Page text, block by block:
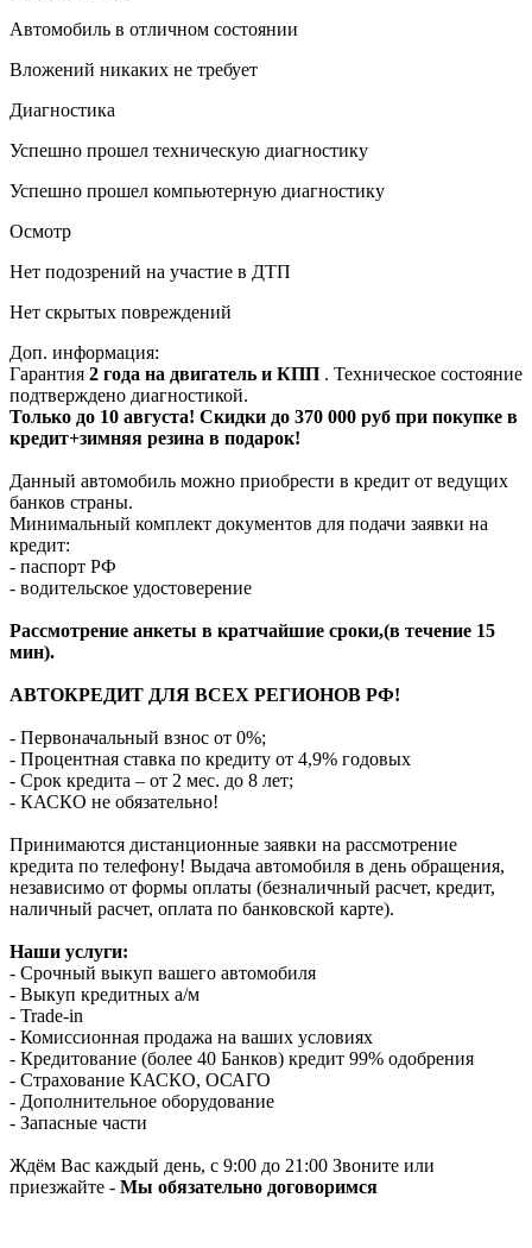
Автомобиль в отличном состоянии
Вложений никаких не требует
Диагностика
Успешно прошел техническую диагностику
Успешно прошел компьютерную диагностику
Осмотр
Нет подозрений на участие в ДТП
Нет скрытых повреждений
Доп. информация:
Гарантия 2 года на двигатель и КПП . Техническое состояние
подтверждено диагностикой.
Только до 10 августа! Скидки до 370 000 руб при покупке в
кредит+зимняя резина в подарок!
Данный автомобиль можно приобрести в кредит от ведущих
банков страны.
Минимальный комплект документов для подачи заявки на
кредит:
- паспорт РФ
- водительское удостоверение
Рассмотрение анкеты в кратчайшие сроки,(в течение 15
мин).
АВТОКРЕДИТ ДЛЯ ВСЕХ РЕГИОНОВ РФ!
- Первоначальный взнос от 0%;
- Процентная ставка по кредиту от 4,9% годовых
- Срок кредита – от 2 мес. до 8 лет;
- КАСКО не обязательно!
Принимаются дистанционные заявки на рассмотрение
кредита по телефону! Выдача автомобиля в день обращения,
независимо от формы оплаты (безналичный расчет, кредит,
наличный расчет, оплата по банковской карте).
Наши услуги:
- Срочный выкуп вашего автомобиля
- Выкуп кредитных а/м
- Trade-in
- Комиссионная продажа на ваших условиях
- Кредитование (более 40 Банков) кредит 99% одобрения
- Страхование КАСКО, ОСАГО
- Дополнительное оборудование
- Запасные части
Ждём Вас каждый день, с 9:00 до 21:00 Звоните или
приезжайте - Мы обязательно договоримся